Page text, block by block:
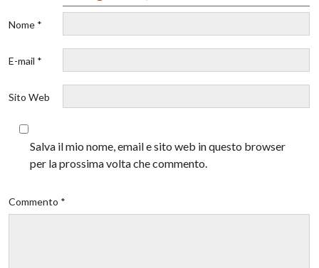
Nome *
E-mail *
Sito Web
Salva il mio nome, email e sito web in questo browser
per la prossima volta che commento.
Commento *